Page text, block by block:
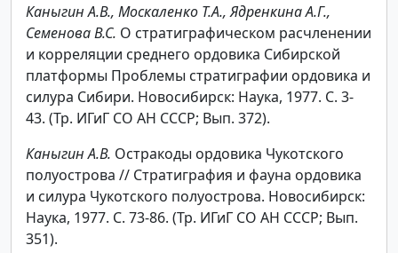
Каныгин А.В., Москаленко Т.А., Ядренкина А.Г.,
Семенова В.С. О стратиграфическом расчленении
и корреляции среднего ордовика Сибирской
платформы Проблемы стратиграфии ордовика и
силура Сибири. Новосибирск: Наука, 1977. С. 3-
43. (Тр. ИГиГ СО АН СССР; Вып. 372).
Каныгин А.В. Остракоды ордовика Чукотского
полуострова // Стратиграфия и фауна ордовика
и силура Чукотского полуострова. Новосибирск:
Наука, 1977. С. 73-86. (Тр. ИГиГ СО АН СССР; Вып.
351).